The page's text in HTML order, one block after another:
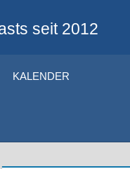
seit 2012
KALENDER